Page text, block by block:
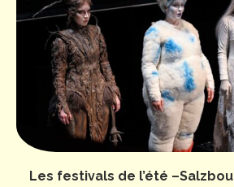
Les festivals de l’été